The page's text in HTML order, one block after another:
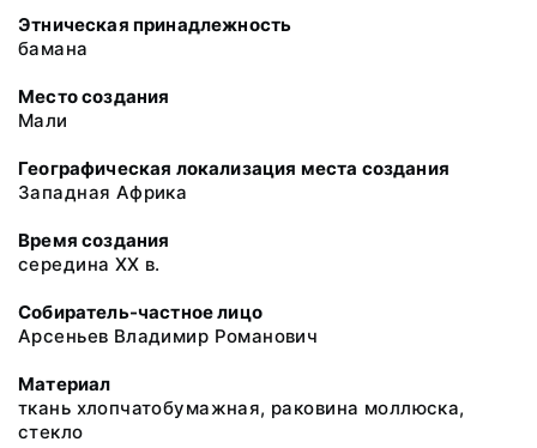
Этническая принадлежность
бамана
Место создания
Мали
Географическая локализация места создания
Западная Африка
Время создания
середина XX в.
Собиратель-частное лицо
Арсеньев Владимир Романович
Материал
ткань хлопчатобумажная, раковина моллюска,
стекло